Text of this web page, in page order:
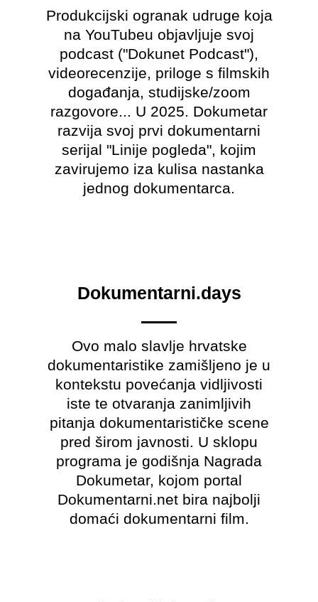
Produkcijski ogranak udruge koja
na YouTubeu objavljuje svoj
podcast ("Dokunet Podcast"),
videorecenzije, priloge s filmskih
događanja, studijske/zoom
razgovore... U 2025. Dokumetar
razvija svoj prvi dokumentarni
serijal "Linije pogleda", kojim
zavirujemo iza kulisa nastanka
jednog dokumentarca.​
Dokumentarni.days
Ovo malo slavlje hrvatske
dokumentaristike zamišljeno je u
kontekstu povećanja vidljivosti
iste te otvaranja zanimljivih
pitanja dokumentarističke scene
pred širom javnosti. U sklopu
programa je godišnja Nagrada
Dokumetar, kojom portal
Dokumentarni.net bira najbolji
domaći dokumentarni film.​